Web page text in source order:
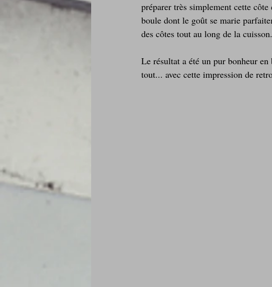
préparer très simplement cette
boule dont le goût se marie
des côtes tout au long de la cuisson.
Le résultat a été un pur bonheur
tout... avec cette impression de